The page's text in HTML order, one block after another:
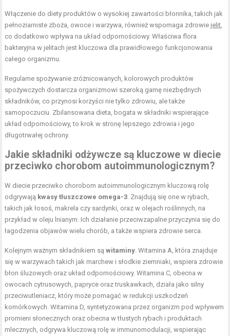
Włączenie do diety produktów o wysokiej zawartości błonnika, takich jak
pełnoziarniste zboża, owoce i warzywa, również wspomaga zdrowie jelit,
co dodatkowo wpływa na układ odpornościowy. Właściwa flora
bakteryjna w jelitach jest kluczowa dla prawidłowego funkcjonowania
całego organizmu.
Regularne spożywanie zróżnicowanych, kolorowych produktów
spożywczych dostarcza organizmowi szeroką gamę niezbędnych
składników, co przynosi korzyści nie tylko zdrowiu, ale także
samopoczuciu. Zbilansowana dieta, bogata w składniki wspierające
układ odpornościowy, to krok w stronę lepszego zdrowia i jego
długotrwałej ochrony.
Jakie składniki odżywcze są kluczowe w diecie
przeciwko chorobom autoimmunologicznym?
W diecie przeciwko chorobom autoimmunologicznym kluczową rolę
odgrywają kwasy tłuszczowe omega-3. Znajdują się one w rybach,
takich jak łosoś, makrela czy sardynki, oraz w olejach roślinnych, na
przykład w oleju lnianym. Ich działanie przeciwzapalne przyczynia się do
łagodzenia objawów wielu chorób, a także wspiera zdrowie serca.
Kolejnym ważnym składnikiem sąwitaminy. Witamina A, która znajduje
się w warzywach takich jak marchew i słodkie ziemniaki, wspiera zdrowie
błon śluzowych oraz układ odpornościowy. Witamina C, obecna w
owocach cytrusowych, papryce oraz truskawkach, działa jako silny
przeciwutleniacz, który może pomagać w redukcji uszkodzeń
komórkowych. Witamina D, syntetyzowana przez organizm pod wpływem
promieni słonecznych oraz obecna w tłustych rybach i produktach
mlecznych, odgrywa kluczową rolę w immunomodulacji, wspierając